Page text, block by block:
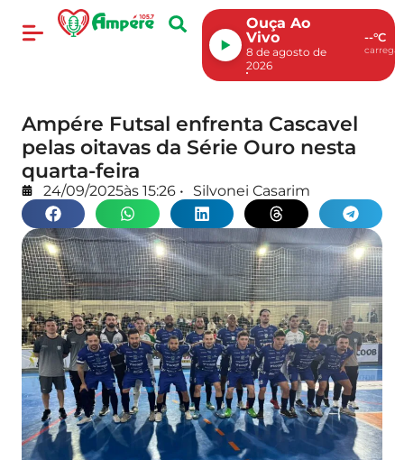
Ouça Ao
Vivo
8 de agosto de
2026
--°C
Ampére Futsal enfrenta Cascavel
pelas oitavas da Série Ouro nesta
quarta-feira
24/09/2025às 15:26 • Silvonei Casarim